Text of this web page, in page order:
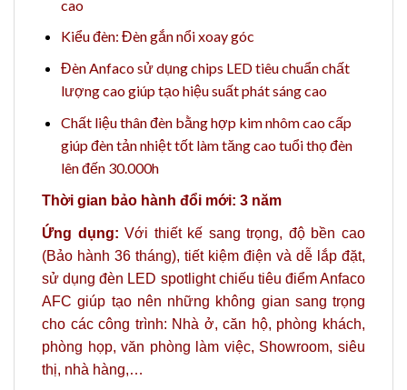
cao
Kiểu đèn: Đèn gắn nổi xoay góc
Đèn Anfaco sử dụng chips LED tiêu chuẩn chất
lượng cao giúp tạo hiệu suất phát sáng cao
Chất liệu thân đèn bằng hợp kim nhôm cao cấp
giúp đèn tản nhiệt tốt làm tăng cao tuổi thọ đèn
lên đến 30.000h
Thời gian bảo hành đổi mới: 3 năm
Ứng dụng:Với thiết kế sang trọng, độ bền cao
(Bảo hành 36 tháng), tiết kiệm điện và dễ lắp đặt,
sử dụng đèn LED spotlight chiếu tiêu điểm Anfaco
AFC giúp tạo nên những không gian sang trọng
cho các công trình: Nhà ở, căn hộ, phòng khách,
phòng họp, văn phòng làm việc, Showroom, siêu
thị, nhà hàng,…